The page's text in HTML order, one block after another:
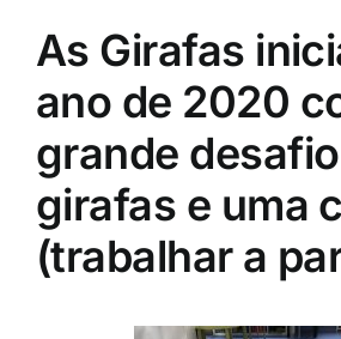
As Girafas
ano de 2020
grande
girafas e uma
(trabalhar a